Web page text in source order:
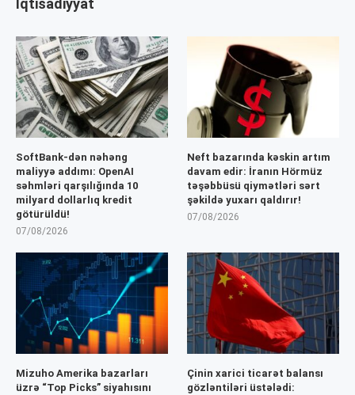
İqtisadiyyat
SoftBank-dən nəhəng
maliyyə addımı: OpenAI
səhmləri qarşılığında 10
milyard dollarlıq kredit
götürüldü!
07/08/2026
Neft bazarında kəskin artım
davam edir: İranın Hörmüz
təşəbbüsü qiymətləri sərt
şəkildə yuxarı qaldırır!
07/08/2026
Mizuho Amerika bazarları
üzrə “Top Picks” siyahısını
Çinin xarici ticarət balansı
gözləntiləri üstələdi: